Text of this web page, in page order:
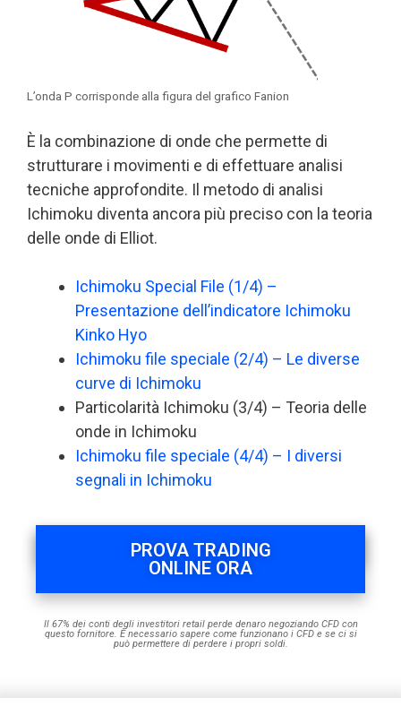
L’onda P corrisponde alla figura del grafico Fanion
È la combinazione di onde che permette di
strutturare i movimenti e di effettuare analisi
tecniche approfondite. Il metodo di analisi
Ichimoku diventa ancora più preciso con la teoria
delle onde di Elliot.
Ichimoku Special File (1/4) –
Presentazione dell’indicatore Ichimoku
Kinko Hyo
Ichimoku file speciale (2/4) – Le diverse
curve di Ichimoku
Particolarità Ichimoku (3/4) – Teoria delle
onde in Ichimoku
Ichimoku file speciale (4/4) – I diversi
segnali in Ichimoku
PROVA TRADING
ONLINE ORA
Il 67% dei conti degli investitori retail perde denaro negoziando CFD con
questo fornitore. È necessario sapere come funzionano i CFD e se ci si
può permettere di perdere i propri soldi.